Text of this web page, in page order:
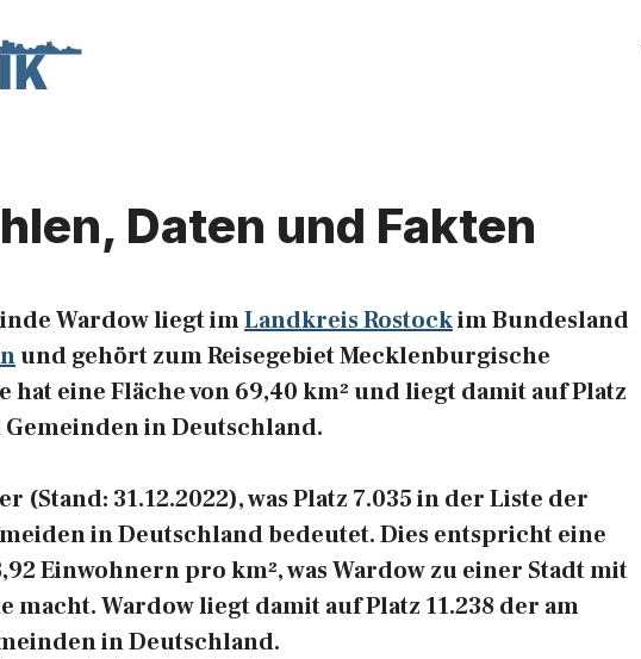
Daten und Fakten
Wardow liegt imLandkreis Rostockim Bundesland
und gehört zum Reisegebiet Mecklenburgische
hat eine Fläche von 69,40 km² und liegt damit auf Platz
in Deutschland.
(Stand: 31.12.2022), was Platz 7.035 in der Liste der
in Deutschland bedeutet. Dies entspricht eine
Einwohnern pro km², was Wardow zu einer Stadt mit
Wardow liegt damit auf Platz 11.238 der am
in Deutschland.